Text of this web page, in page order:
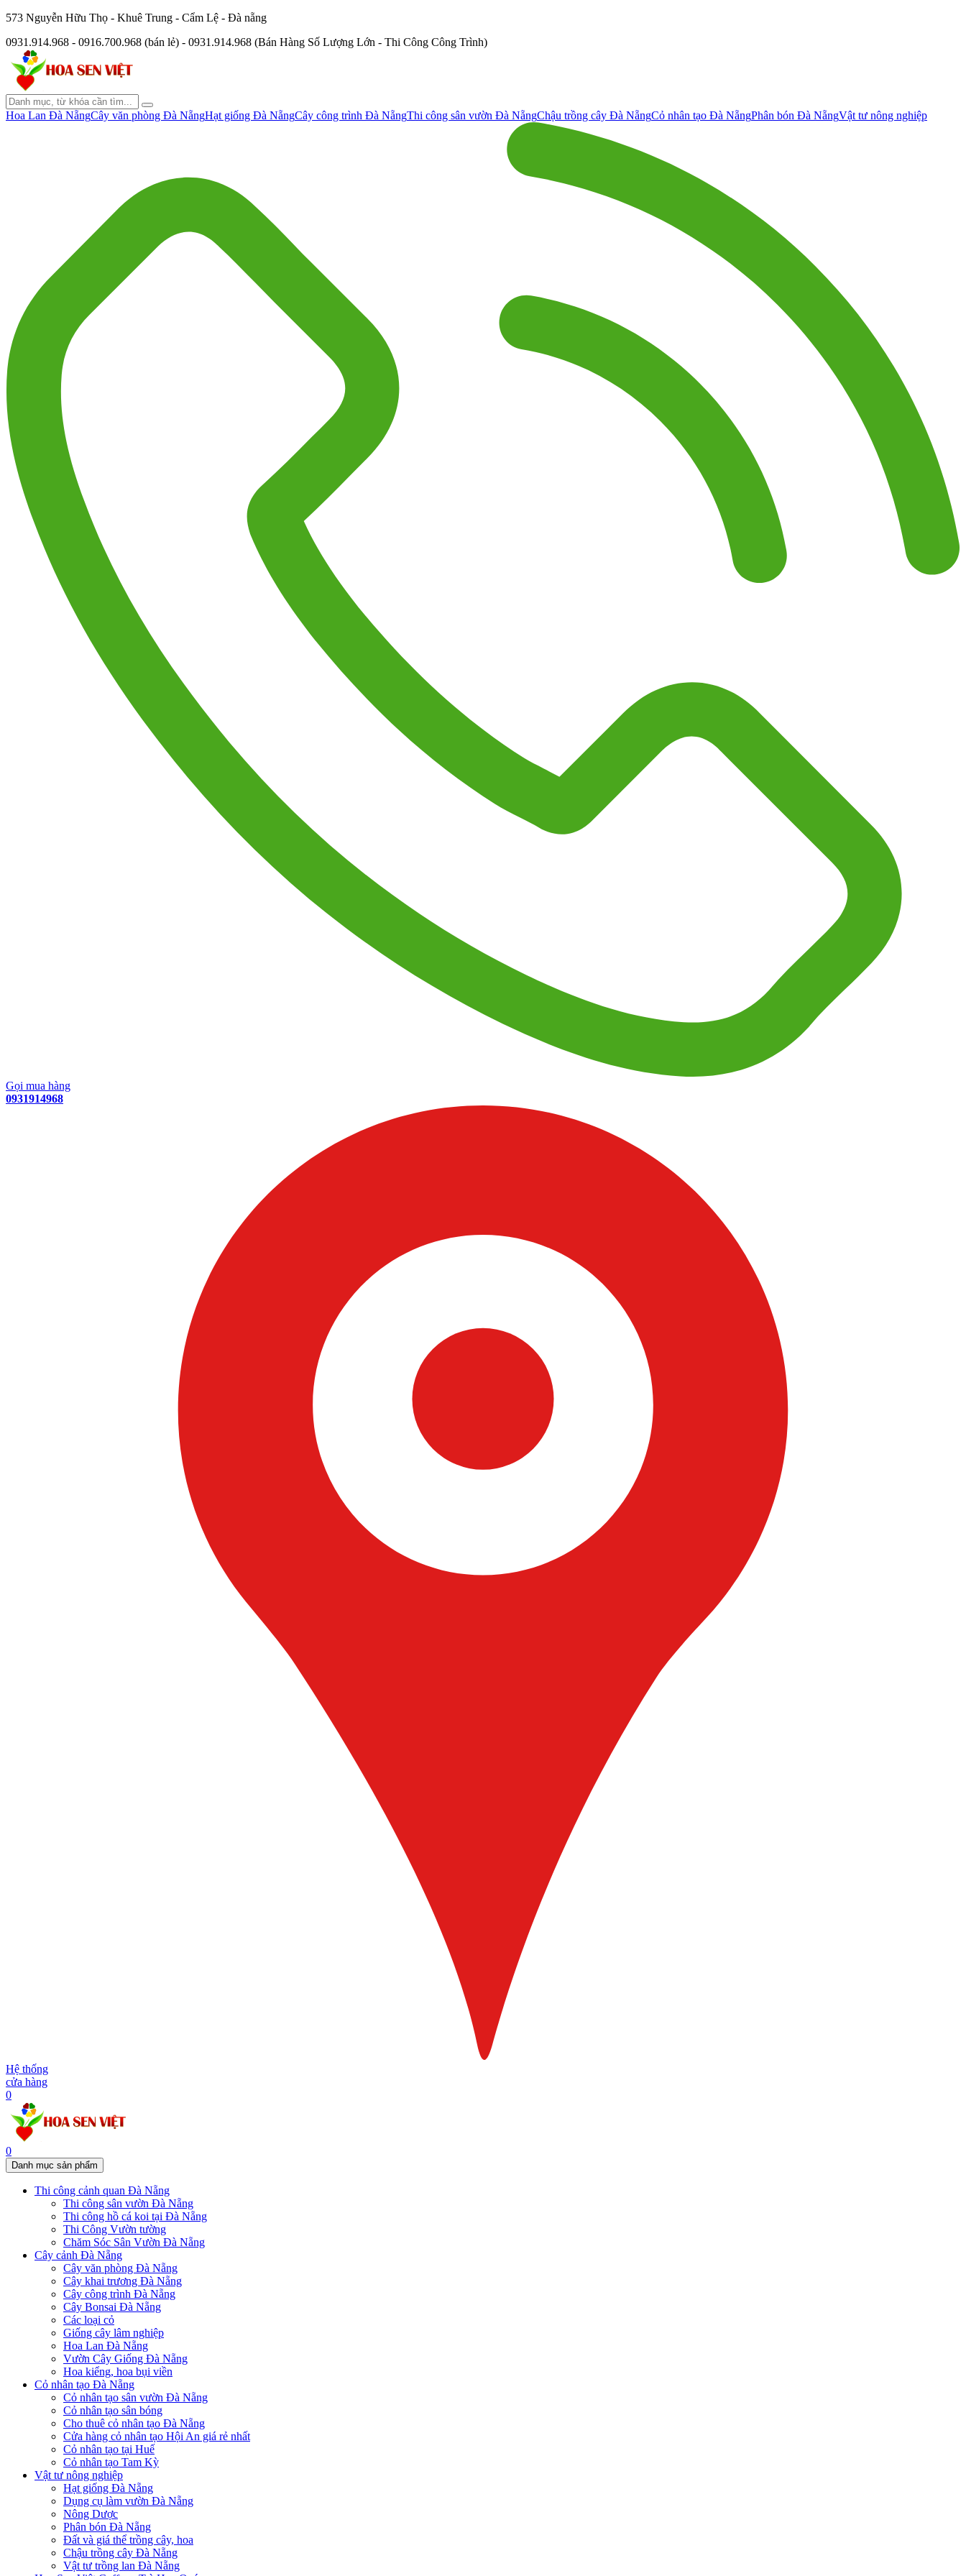
573 Nguyễn Hữu Thọ - Khuê Trung - Cẩm Lệ - Đà nẵng
0931.914.968 - 0916.700.968 (bán lẻ) - 0931.914.968 (Bán Hàng Số Lượng Lớn - Thi Công Công Trình)
Hoa Lan Đà NẵngCây văn phòng Đà NẵngHạt giống Đà NẵngCây công trình Đà NẵngThi công sân vườn Đà NẵngChậu trồng cây Đà NẵngCỏ nhân tạo Đà NẵngPhân bón Đà NẵngVật tư nông nghiệp
Gọi mua hàng
0931914968
Hệ thống
cửa hàng
0
0
Danh mục sản phẩm
Thi công cảnh quan Đà Nẵng
Thi công sân vườn Đà Nẵng
Thi công hồ cá koi tại Đà Nẵng
Thi Công Vườn tường
Chăm Sóc Sân Vườn Đà Nẵng
Cây cảnh Đà Nẵng
Cây văn phòng Đà Nẵng
Cây khai trương Đà Nẵng
Cây công trình Đà Nẵng
Cây Bonsai Đà Nẵng
Các loại cỏ
Giống cây lâm nghiệp
Hoa Lan Đà Nẵng
Vườn Cây Giống Đà Nẵng
Hoa kiểng, hoa bụi viền
Cỏ nhân tạo Đà Nẵng
Cỏ nhân tạo sân vườn Đà Nẵng
Cỏ nhân tạo sân bóng
Cho thuê cỏ nhân tạo Đà Nẵng
Cửa hàng cỏ nhân tạo Hội An giá rẻ nhất
Cỏ nhân tạo tại Huế
Cỏ nhân tạo Tam Kỳ
Vật tư nông nghiệp
Hạt giống Đà Nẵng
Dụng cụ làm vườn Đà Nẵng
Nông Dược
Phân bón Đà Nẵng
Đất và giá thể trồng cây, hoa
Chậu trồng cây Đà Nẵng
Vật tư trồng lan Đà Nẵng